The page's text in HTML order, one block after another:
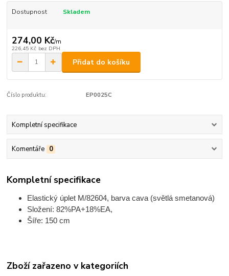
Dostupnost Skladem
274,00 Kč/m
226,45 Kč bez DPH
Přidat do košíku
Číslo produktu: EP0025C
Kompletní specifikace
Komentáře 0
Kompletní specifikace
Elastický úplet M/82604, barva cava (světlá smetanová)
Složení: 82%PA+18%EA,
Šíře: 150 cm
Zboží zařazeno v kategoriích